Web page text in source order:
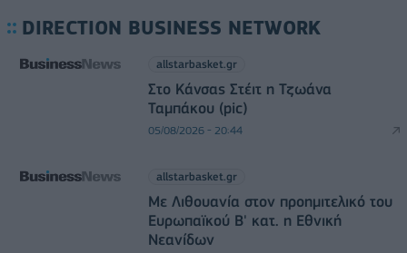
DIRECTION BUSINESS NETWORK
allstarbasket.gr
Στο Κάνσας Στέιτ η Τζωάνα
Ταμπάκου (pic)
05/08/2026 - 20:44
allstarbasket.gr
Με Λιθουανία στον προημιτελικό του
Ευρωπαϊκού Β' κατ. η Εθνική
Νεανίδων